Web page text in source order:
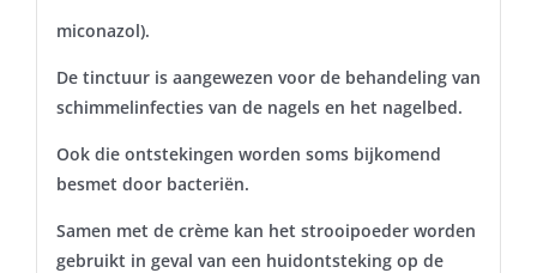
miconazol).
De tinctuur is aangewezen voor de behandeling van
schimmelinfecties van de nagels en het nagelbed.
Ook die ontstekingen worden soms bijkomend
besmet door bacteriën.
Samen met de crème kan het strooipoeder worden
gebruikt in geval van een huidontsteking op de